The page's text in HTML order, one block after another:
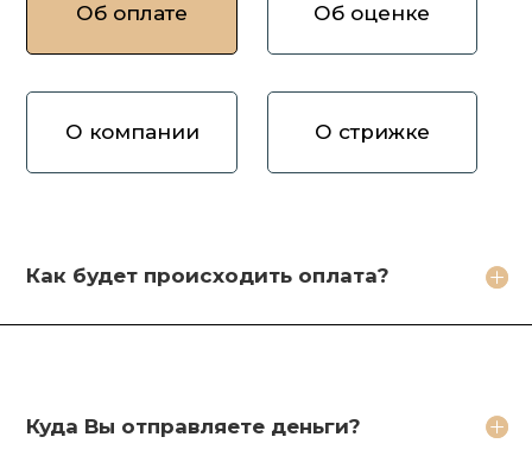
Об оплате Об оценке
О компании О стрижке
Как будет происходить оплата?
Куда Вы отправляете деньги?
Как вы оцениваете волосы?
Какое фото необходимо сделать?
Зачем продавать волосы Вам?
Какие бонусы я получу?
Кто будет стричь мои волосы?